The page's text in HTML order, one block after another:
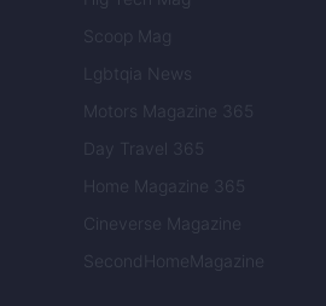
Scoop Mag
Lgbtqia News
Motors Magazine 365
Day Travel 365
Home Magazine 365
Cineverse Magazine
SecondHomeMagazine